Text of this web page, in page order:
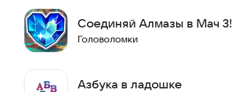
Соединяй Алмазы в Мач 3!
Головоломки
Азбука в ладошке